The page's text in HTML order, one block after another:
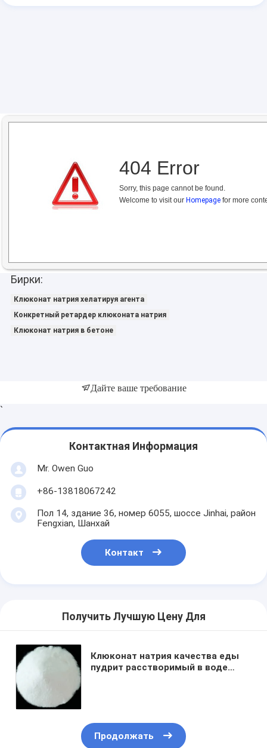
Главная страница
Продукция
О Компании
404 Error
Sorry, this page cannot be found.
Welcome to visit our Homepage for more
Бирки:
Клюконат натрия хелатируя агента
Конкретный ретардер клюконата натрия
Клюконат натрия в бетоне
Дайте ваше требование
`
Контактная Информация
Mr. Owen Guo
+86-13818067242
Пол 14, здание 36, номер 6055, шоссе Jinhai, район
Fengxian, Шанхай
Контакт
Получить Лучшую Цену Для
Клюконат натрия качества еды
пудрит расстворимый в воде
Продолжать